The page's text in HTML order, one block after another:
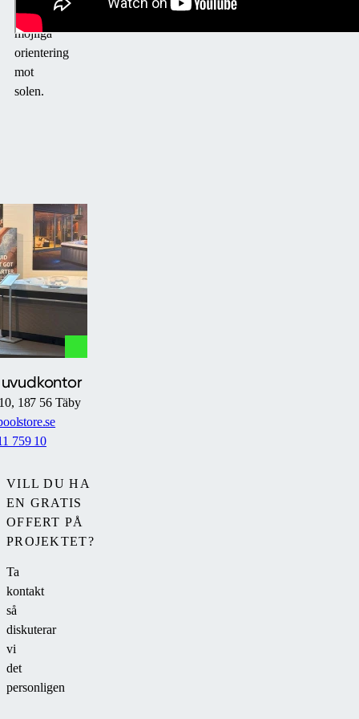
bästa
möjliga
orientering
mot
solen.
VILL DU HA
EN GRATIS
OFFERT PÅ
PROJEKTET?
Ta
kontakt
så
diskuterar
vi
det
personligen
187 56 Täby
759 10